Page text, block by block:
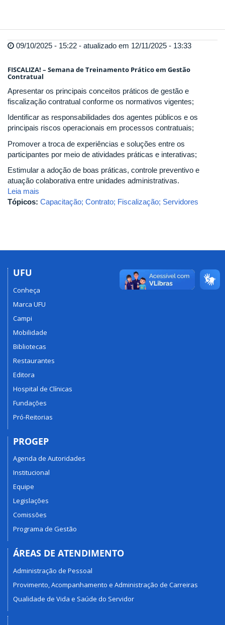
09/10/2025 - 15:22 - atualizado em 12/11/2025 - 13:33
FISCALIZA! – Semana de Treinamento Prático em Gestão
Contratual
Apresentar os principais conceitos práticos de gestão e
fiscalização contratual conforme os normativos vigentes;
Identificar as responsabilidades dos agentes públicos e os
principais riscos operacionais em processos contratuais;
Promover a troca de experiências e soluções entre os
participantes por meio de atividades práticas e interativas;
Estimular a adoção de boas práticas, controle preventivo e
atuação colaborativa entre unidades administrativas.
Leia mais
Tópicos: Capacitação; Contrato; Fiscalização; Servidores
UFU
Conheça
Marca UFU
Campi
Mobilidade
Bibliotecas
Restaurantes
Editora
Hospital de Clínicas
Fundações
Pró-Reitorias
PROGEP
Agenda de Autoridades
Institucional
Equipe
Legislações
Comissões
Programa de Gestão
ÁREAS DE ATENDIMENTO
Administração de Pessoal
Provimento, Acompanhamento e Administração de Carreiras
Qualidade de Vida e Saúde do Servidor